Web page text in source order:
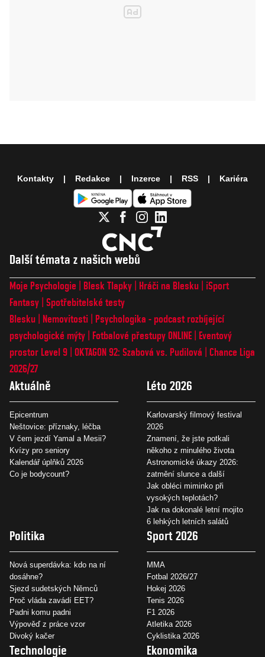
Další témata z našich webů
Moje Psychologie Blesk Tlapky Hráči na Blesku
iSport
Fantasy Spotřebitelské testy
Blesku
Nemovitosti
Psychologika - podcast rozbíjející
psychologické mýty
Fotbalové přestupy ONLINE
Eventový
prostor Level 9 OKTAGON 92: Szabová vs. Pudilová
Chance Liga
2026/27
Aktuálně
Epicentrum
Neštovice: příznaky, léčba
V čem jezdí Yamal a Mesii?
Kvízy pro seniory
Kalendář úplňků 2026
Co je bodycount?
Léto 2026
Karlovarský filmový festival
2026
Znamení, že jste potkali
někoho z minulého života
Astronomické úkazy 2026:
zatmění slunce a další
Jak obléci miminko při
vysokých teplotách?
Jak na dokonalé letní mojito
6 lehkých letních salátů
Politika
Nová superdávka: kdo na ní
dosáhne?
Sjezd sudetských Němců
Proč vláda zavádí EET?
Padni komu padni
Výpověď z práce vzor
Divoký kačer
Sport 2026
MMA
Fotbal 2026/27
Hokej 2026
Tenis 2026
F1 2026
Atletika 2026
Cyklistika 2026
Technologie Ekonomika
Kontakty Redakce Inzerce RSS Kariéra